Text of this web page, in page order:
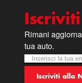
Rimani
tua auto.
Newsletter
Iscriviti alla
Iscriviti alla